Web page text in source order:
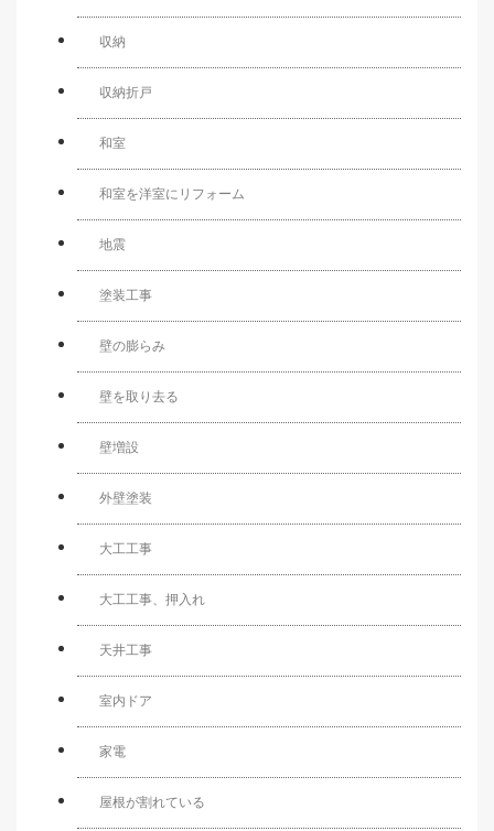
収納
収納折戸
和室
和室を洋室にリフォーム
地震
塗装工事
壁の膨らみ
壁を取り去る
壁増設
外壁塗装
大工工事
大工工事、押入れ
天井工事
室内ドア
家電
屋根が割れている